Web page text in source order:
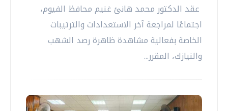
عقد الدكتور محمد هانئ غنيم محافظ الفيوم،
اجتماعًا لمراجعة آخر الاستعدادات والترتيبات
الخاصة بفعالية مشاهدة ظاهرة رصد الشهب
والنيازك، المقرر...